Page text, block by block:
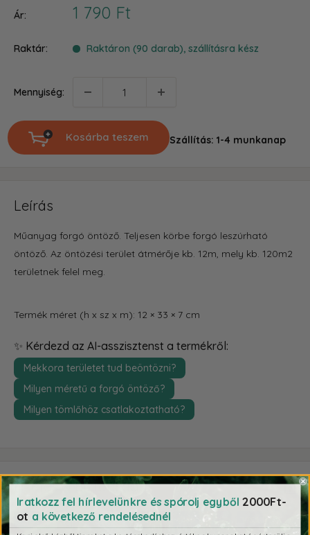
Ár:
Akciós
1 790 Ft
Raktár: Raktáron (90 darab), szállításra kész
Mennyiség:
Kosárba teszem Szállítás: 1-4 munkanap
Leírás
Műanyag forgó öntöző. Teljesen körbe forgó leszúrható
öntöző. Az öntözési terület átmérője kb. 12m, mely kb. 120m2
területnek felel meg.
Termék méret (h x sz x m): 12 × 33 × 7 cm
✨ Kérdezd az AI-asszisztenst a termékről:
Mekkora területet tud beöntözni?
Milyen méretű a forgó öntöző?
Milyen tömlőhöz csatlakoztatható?
Fizetés & Biztonság
Iratkozz fel hírlevelünkre és spórolj egyből 2000Ft-
ot a következő rendelésednél